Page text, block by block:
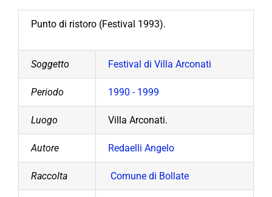
Punto di ristoro (Festival 1993).
Soggetto Festival di Villa Arconati
Periodo 1990 - 1999
Luogo Villa Arconati.
Autore Redaelli Angelo
Raccolta Comune di Bollate